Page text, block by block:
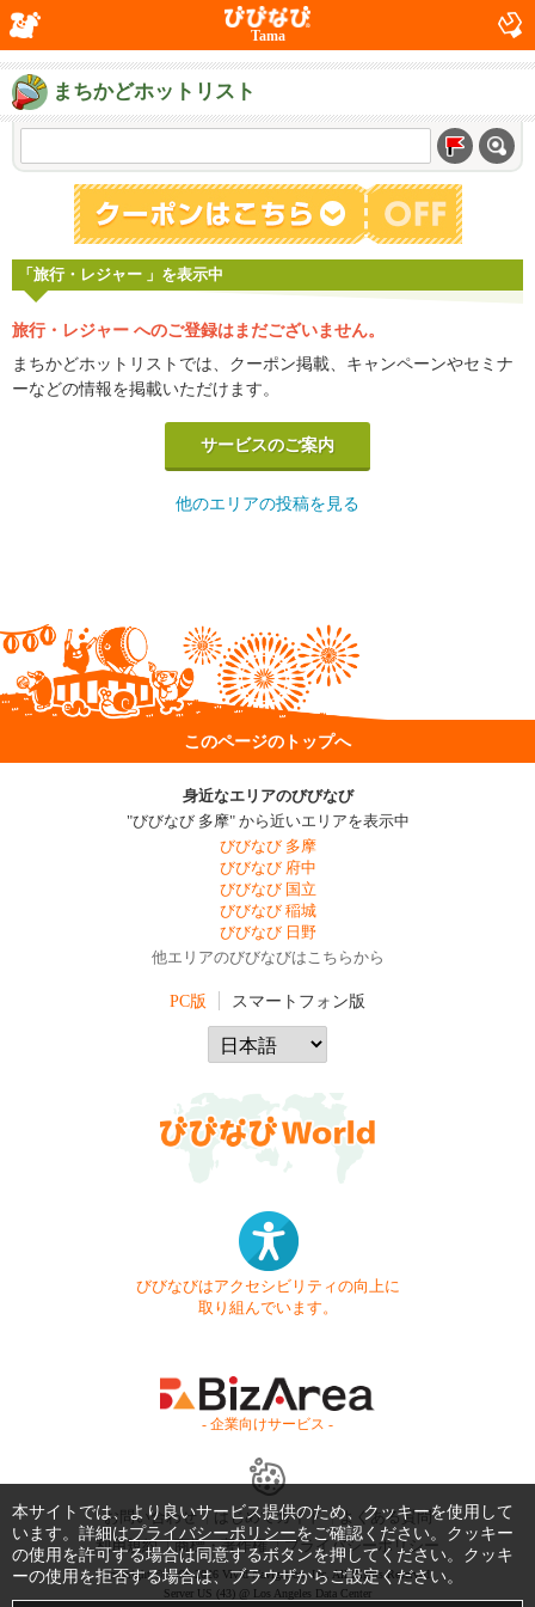
Tama
まちかどホットリスト
「旅行・レジャー 」を表示中
旅行・レジャー へのご登録はまだございません。
まちかどホットリストでは、クーポン掲載、キャンペーンやセミナ
ーなどの情報を掲載いただけます。
サービスのご案内
他のエリアの投稿を見る
このページのトップへ
身近なエリアのびびなび
"びびなび 多摩" から近いエリアを表示中
びびなび 多摩
びびなび 府中
びびなび 国立
びびなび 稲城
びびなび 日野
他エリアのびびなびはこちらから
PC版 スマートフォン版
びびなびはアクセシビリティの向上に
取り組んでいます。
- 企業向けサービス -
お問い合わせ はじめてガイド
よくある質問
利用規約
商標・著作権 プライバシーポリシー
Copyright © 1999-2026 Vivid Navigation, Inc. All Rights Reserved.
Server US (43) @ Los Angeles Data Center
本サイトでは、より良いサービス提供のため、クッキーを使用して
います。詳細はプライバシーポリシーをご確認ください。クッキー
の使用を許可する場合は同意するボタンを押してください。クッキ
ーの使用を拒否する場合は、ブラウザからご設定ください。